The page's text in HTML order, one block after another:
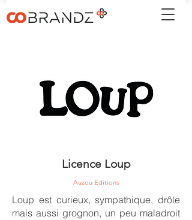
Licence Loup
Auzou Editions
Loup est curieux, sympathique, drôle
mais aussi grognon, un peu maladroit